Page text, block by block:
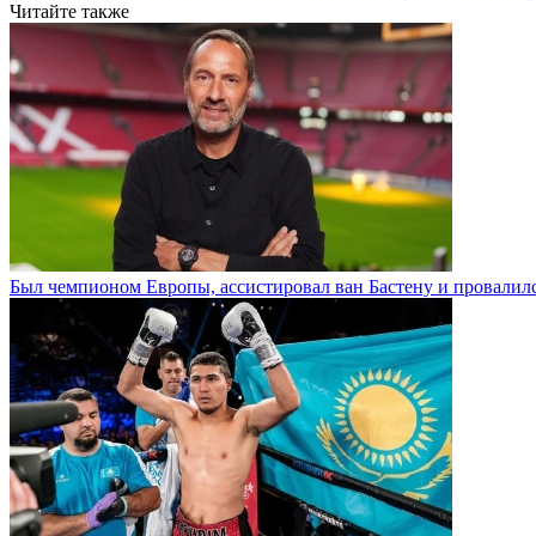
Читайте также
Был чемпионом Европы, ассистировал ван Бастену и